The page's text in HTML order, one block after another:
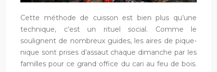
Cette méthode de cuisson est bien plus qu’une
technique, c’est un rituel social. Comme le
soulignent de nombreux guides, les aires de pique-
nique sont prises d’assaut chaque dimanche par les
familles pour ce grand office du cari au feu de bois.